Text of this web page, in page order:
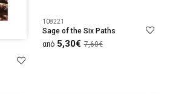
108221
Sage of the Six Paths
από 5,30€ 7,60€